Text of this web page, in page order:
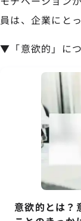
員は、企業にと
▼「意欲的」に
意欲的とは？